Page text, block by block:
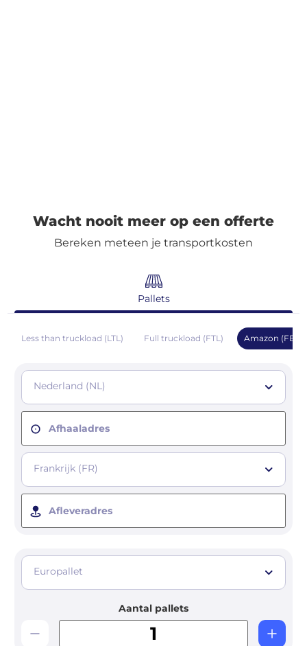
Wacht nooit meer op een offerte
Bereken meteen je transportkosten
Pallets
Less than truckload (LTL) Full truckload (FTL) Amazon (FBA)
Nederland (NL)
Afhaaladres
Frankrijk (FR)
Afleveradres
Europallet
Aantal pallets